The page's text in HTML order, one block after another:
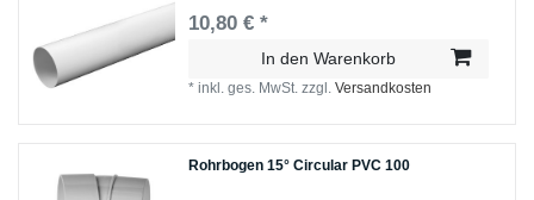
10,80 € *
In den Warenkorb
*inkl. ges. MwSt. zzgl.Versandkosten
Rohrbogen 15° Circular PVC 100